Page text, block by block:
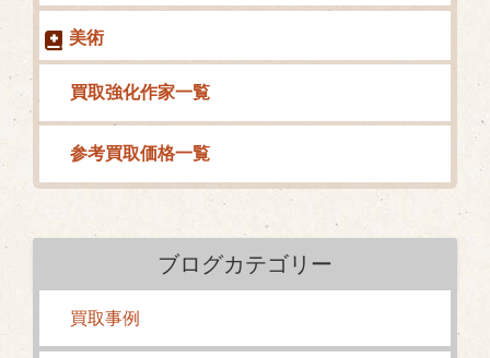
美術
買取強化作家一覧
参考買取価格一覧
ブログカテゴリー
買取事例